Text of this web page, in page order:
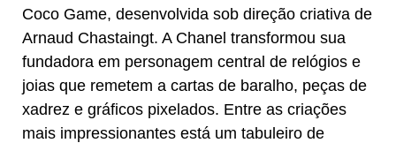
Coco Game, desenvolvida sob direção criativa de
Arnaud Chastaingt. A Chanel transformou sua
fundadora em personagem central de relógios e
joias que remetem a cartas de baralho, peças de
xadrez e gráficos pixelados. Entre as criações
mais impressionantes está um tabuleiro de